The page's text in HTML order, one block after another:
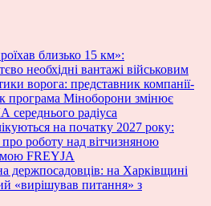
близько 15 км»:
необхідні вантажі військовим
ворога: представник компанії-
програма Міноборони змінює
радіуса
на початку 2027 року:
роботу над вітчизняною
FREYJA
держпосадовців: на Харківщині
«вирішував питання» з